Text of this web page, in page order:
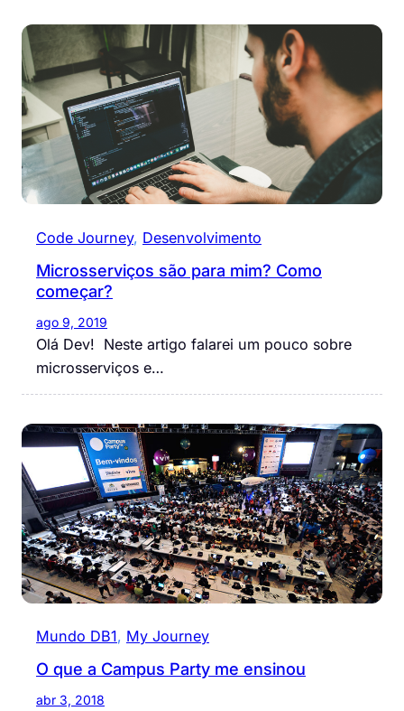
Code Journey, Desenvolvimento
Microsserviços são para mim? Como
começar?
ago 9, 2019
Olá Dev! Neste artigo falarei um pouco sobre
microsserviços e…
Mundo DB1, My Journey
O que a Campus Party me ensinou
abr 3, 2018